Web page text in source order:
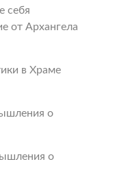
себя
от Архангела
в Храме
о
о